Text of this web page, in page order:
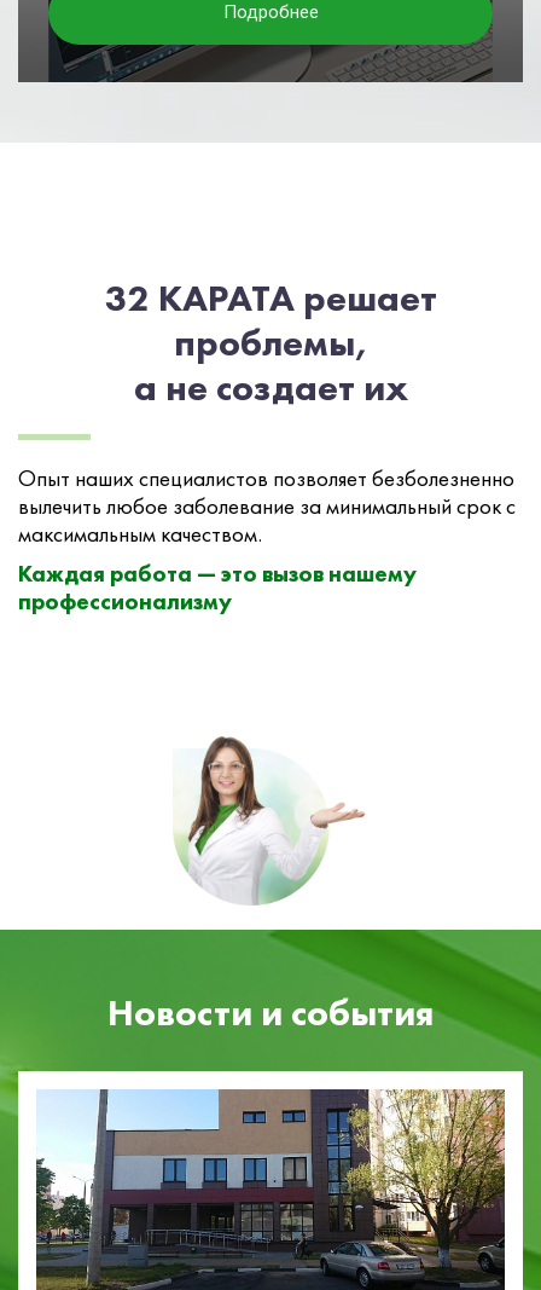
Подробнее
32 КАРАТА решает
проблемы,
а не создает их
Опыт наших специалистов позволяет безболезненно
вылечить любое заболевание за минимальный срок с
максимальным качеством.
Каждая работа — это вызов нашему
профессионализму
Новости и события